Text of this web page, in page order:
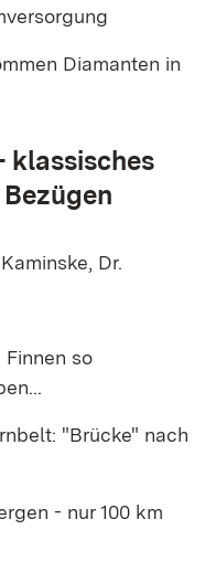
Diamanten in
klassisches
Dr.
Finnen so
"Brücke" nach
- nur 100 km